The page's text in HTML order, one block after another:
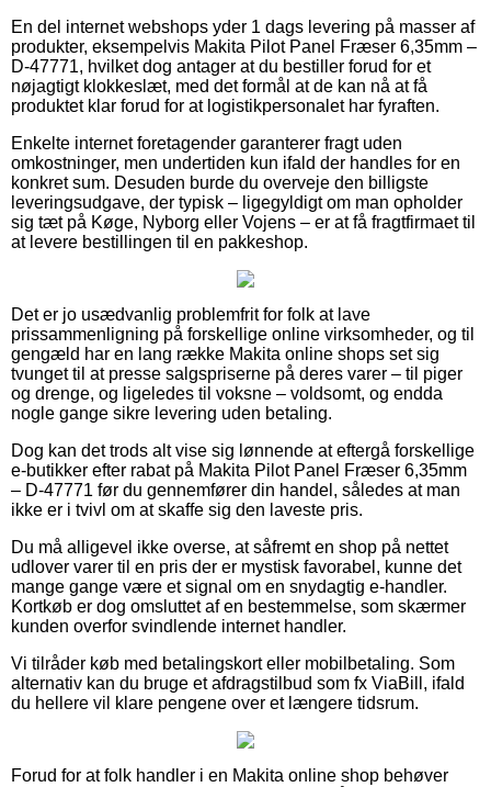
En del internet webshops yder 1 dags levering på masser af
produkter, eksempelvis Makita Pilot Panel Fræser 6,35mm –
D-47771, hvilket dog antager at du bestiller forud for et
nøjagtigt klokkeslæt, med det formål at de kan nå at få
produktet klar forud for at logistikpersonalet har fyraften.
Enkelte internet foretagender garanterer fragt uden
omkostninger, men undertiden kun ifald der handles for en
konkret sum. Desuden burde du overveje den billigste
leveringsudgave, der typisk – ligegyldigt om man opholder
sig tæt på Køge, Nyborg eller Vojens – er at få fragtfirmaet til
at levere bestillingen til en pakkeshop.
Det er jo usædvanlig problemfrit for folk at lave
prissammenligning på forskellige online virksomheder, og til
gengæld har en lang række Makita online shops set sig
tvunget til at presse salgspriserne på deres varer – til piger
og drenge, og ligeledes til voksne – voldsomt, og endda
nogle gange sikre levering uden betaling.
Dog kan det trods alt vise sig lønnende at eftergå forskellige
e-butikker efter rabat på Makita Pilot Panel Fræser 6,35mm
– D-47771 før du gennemfører din handel, således at man
ikke er i tvivl om at skaffe sig den laveste pris.
Du må alligevel ikke overse, at såfremt en shop på nettet
udlover varer til en pris der er mystisk favorabel, kunne det
mange gange være et signal om en snydagtig e-handler.
Kortkøb er dog omsluttet af en bestemmelse, som skærmer
kunden overfor svindlende internet handler.
Vi tilråder køb med betalingskort eller mobilbetaling. Som
alternativ kan du bruge et afdragstilbud som fx ViaBill, ifald
du hellere vil klare pengene over et længere tidsrum.
Forud for at folk handler i en Makita online shop behøver